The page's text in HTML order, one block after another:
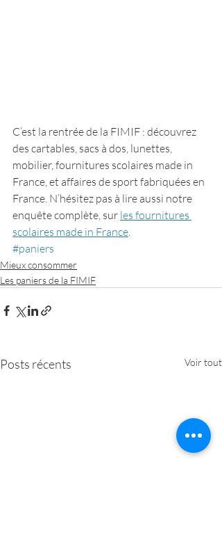
C’est la rentrée de la FIMIF : découvrez
des cartables, sacs à dos, lunettes,
mobilier, fournitures scolaires made in
France, et affaires de sport fabriquées en
France. N’hésitez pas à lire aussi notre
enquête complète, sur les fournitures
scolaires made in France
#paniers
Mieux consommer
Les paniers de la FIMIF
Posts récents Voir tout